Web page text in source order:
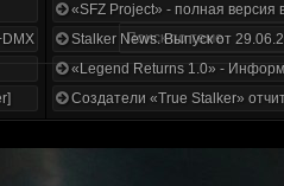
1.3.5.ООП.МА.К.
«SFZ Project» - полная версия в
Stalker News. Выпуск от
«Legend Returns 1.0» -
Создатели «True Stalker»